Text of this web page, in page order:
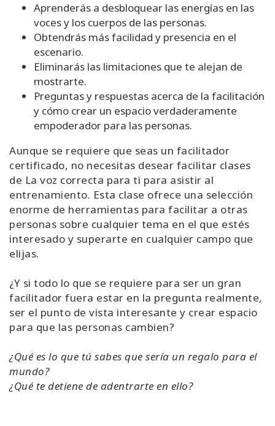
Aprenderás a desbloquear las energías en las
voces y los cuerpos de las personas.
Obtendrás más facilidad y presencia en el
escenario.
Eliminarás las limitaciones que te alejan de
mostrarte.
Preguntas y respuestas acerca de la facilitación
y cómo crear un espacio verdaderamente
empoderador para las personas.
Aunque se requiere que seas un facilitador
certificado, no necesitas desear facilitar clases
de La voz correcta para ti para asistir al
entrenamiento. Esta clase ofrece una selección
enorme de herramientas para facilitar a otras
personas sobre cualquier tema en el que estés
interesado y superarte en cualquier campo que
elijas.
¿Y si todo lo que se requiere para ser un gran
facilitador fuera estar en la pregunta realmente,
ser el punto de vista interesante y crear espacio
para que las personas cambien?
¿Qué es lo que tú sabes que sería un regalo para el
mundo?
¿Qué te detiene de adentrarte en ello?